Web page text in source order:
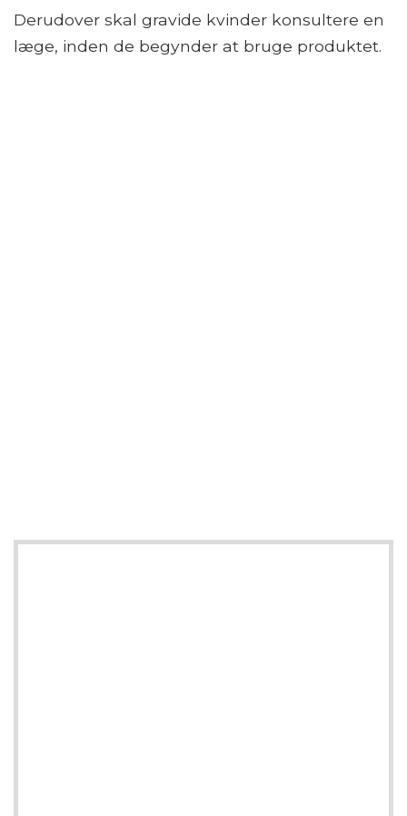
Derudover skal gravide kvinder konsultere en
læge, inden de begynder at bruge produktet.